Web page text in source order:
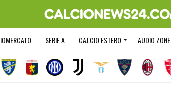
SERIE A CALCIO ESTERO AUDIO ZONE